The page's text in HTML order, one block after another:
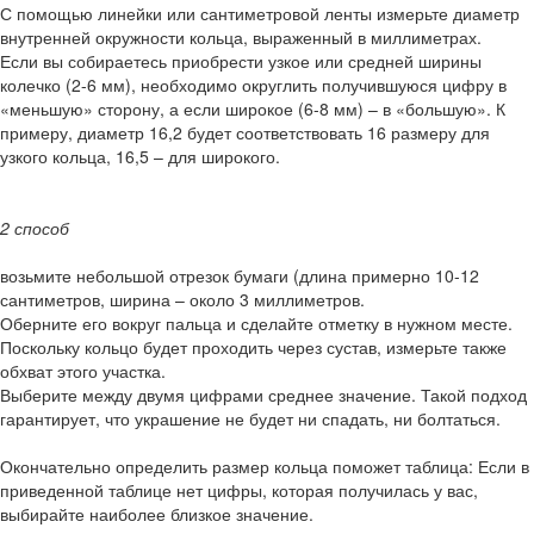
С помощью линейки или сантиметровой ленты измерьте диаметр
внутренней окружности кольца, выраженный в миллиметрах.
Если вы собираетесь приобрести узкое или средней ширины
колечко (2-6 мм), необходимо округлить получившуюся цифру в
«меньшую» сторону, а если широкое (6-8 мм) – в «большую». К
примеру, диаметр 16,2 будет соответствовать 16 размеру для
узкого кольца, 16,5 – для широкого.
2 способ
возьмите небольшой отрезок бумаги (длина примерно 10-12
сантиметров, ширина – около 3 миллиметров.
Оберните его вокруг пальца и сделайте отметку в нужном месте.
Поскольку кольцо будет проходить через сустав, измерьте также
обхват этого участка.
Выберите между двумя цифрами среднее значение. Такой подход
гарантирует, что украшение не будет ни спадать, ни болтаться.
Окончательно определить размер кольца поможет таблица: Если в
приведенной таблице нет цифры, которая получилась у вас,
выбирайте наиболее близкое значение.